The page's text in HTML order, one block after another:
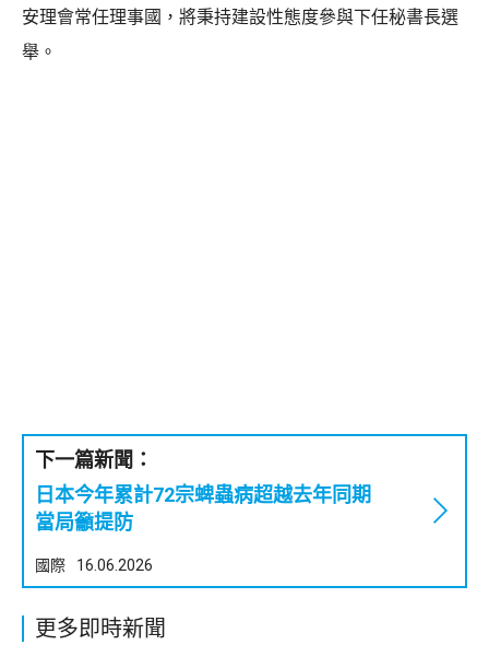
安理會常任理事國，將秉持建設性態度參與下任秘書長選
舉。
下一篇新聞：
日本今年累計72宗蜱蟲病超越去年同期
當局籲提防
國際 16.06.2026
更多即時新聞